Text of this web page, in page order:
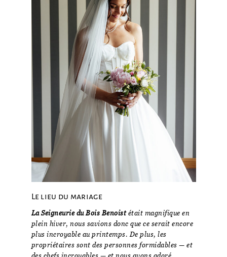
Le lieu du mariage
La Seigneurie du Bois Benoistétait magnifique en
plein hiver, nous savions donc que ce serait encore
plus incroyable au printemps. De plus, les
propriétaires sont des personnes formidables — et